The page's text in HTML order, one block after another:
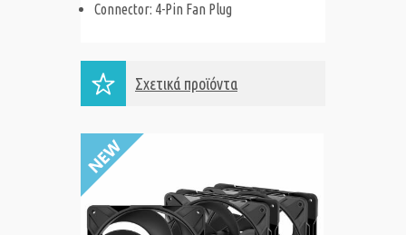
Connector: 4-Pin Fan Plug
Σχετικά προϊόντα